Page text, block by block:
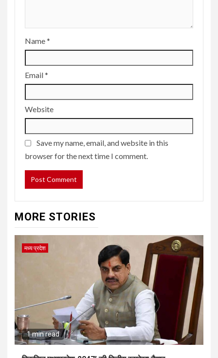
Name*
Email*
Website
Save my name, email, and website in this
browser for the next time I comment.
MORE STORIES
मध्य प्रदेश
1 min read